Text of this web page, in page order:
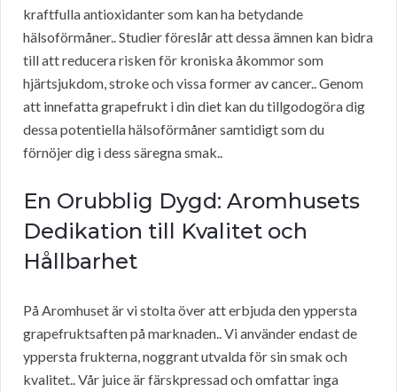
kraftfulla antioxidanter som kan ha betydande
hälsoförmåner.. Studier föreslår att dessa ämnen kan bidra
till att reducera risken för kroniska åkommor som
hjärtsjukdom, stroke och vissa former av cancer.. Genom
att innefatta grapefrukt i din diet kan du tillgodogöra dig
dessa potentiella hälsoförmåner samtidigt som du
förnöjer dig i dess säregna smak..
En Orubblig Dygd: Aromhusets
Dedikation till Kvalitet och
Hållbarhet
På Aromhuset är vi stolta över att erbjuda den yppersta
grapefruktsaften på marknaden.. Vi använder endast de
yppersta frukterna, noggrant utvalda för sin smak och
kvalitet.. Vår juice är färskpressad och omfattar inga